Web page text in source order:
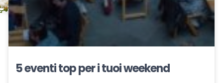
5 eventi top per i tuoi weekend